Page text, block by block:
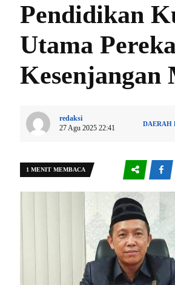
Pendidikan
Utama
Kesenjangan
redaksi
27 Agu 2025 22:41
DAERAH
1 MENIT MEMBACA